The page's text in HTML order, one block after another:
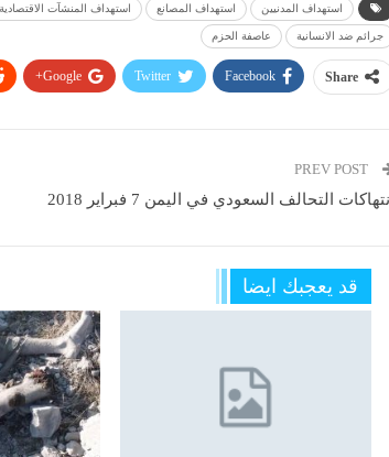
استهداف المدنيين استهداف المصانع استهداف المنشآت الاقتصادية
جرائم ضد الانسانية عاصفة الحزم
Share
Facebook
Twitter
Google+
PREV POST
انتهاكات التحالف السعودي في اليمن 7 فبراير 2018
قد يعجبك ايضا